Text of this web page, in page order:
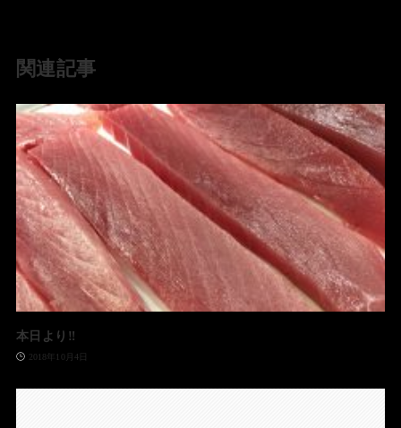
関連記事
本日より‼️
2018年10月4日